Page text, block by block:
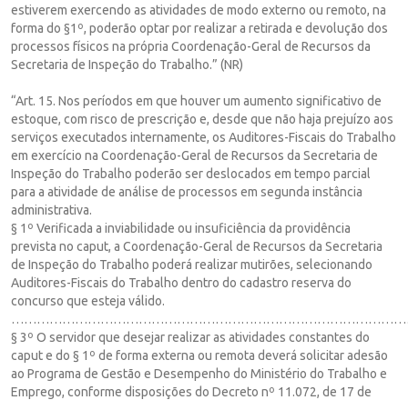
estiverem exercendo as atividades de modo externo ou remoto, na
forma do §1º, poderão optar por realizar a retirada e devolução dos
processos físicos na própria Coordenação-Geral de Recursos da
Secretaria de Inspeção do Trabalho.” (NR)
“Art. 15. Nos períodos em que houver um aumento significativo de
estoque, com risco de prescrição e, desde que não haja prejuízo aos
serviços executados internamente, os Auditores-Fiscais do Trabalho
em exercício na Coordenação-Geral de Recursos da Secretaria de
Inspeção do Trabalho poderão ser deslocados em tempo parcial
para a atividade de análise de processos em segunda instância
administrativa.
§ 1º Verificada a inviabilidade ou insuficiência da providência
prevista no caput, a Coordenação-Geral de Recursos da Secretaria
de Inspeção do Trabalho poderá realizar mutirões, selecionando
Auditores-Fiscais do Trabalho dentro do cadastro reserva do
concurso que esteja válido.
§ 3º O servidor que desejar realizar as atividades constantes do
caput e do § 1º de forma externa ou remota deverá solicitar adesão
ao Programa de Gestão e Desempenho do Ministério do Trabalho e
Emprego, conforme disposições do Decreto nº 11.072, de 17 de